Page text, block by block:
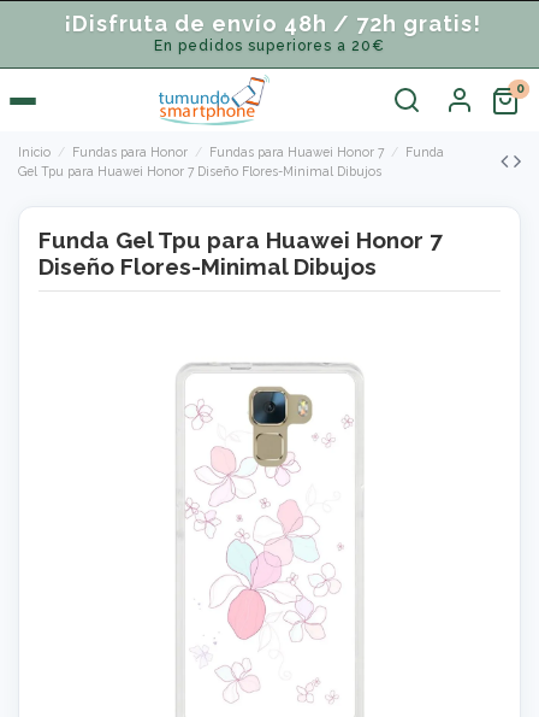
¡Disfruta de envío 48h / 72h gratis!
En pedidos superiores a 20€
Inicio Fundas para Honor Fundas para Huawei Honor 7
Funda
Gel Tpu para Huawei Honor 7 Diseño Flores-Minimal Dibujos
Funda Gel Tpu para Huawei Honor 7
Diseño Flores-Minimal Dibujos